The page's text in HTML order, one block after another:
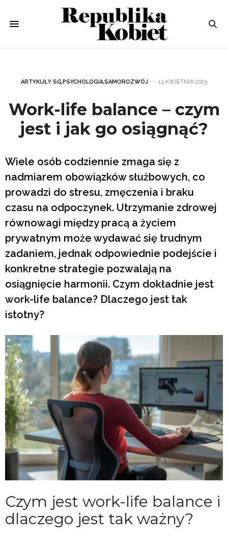
ARTYKUŁY SG,PSYCHOLOGIA,SAMOROZWÓJ 14 KWIETNIA 2025
Work-life balance – czym
jest i jak go osiągnąć?
Wiele osób codziennie zmaga się z
nadmiarem obowiązków służbowych, co
prowadzi do stresu, zmęczenia i braku
czasu na odpoczynek. Utrzymanie zdrowej
równowagi między pracą a życiem
prywatnym może wydawać się trudnym
zadaniem, jednak odpowiednie podejście i
konkretne strategie pozwalają na
osiągnięcie harmonii. Czym dokładnie jest
work-life balance? Dlaczego jest tak
istotny?
Czym jest work-life balance i
dlaczego jest tak ważny?